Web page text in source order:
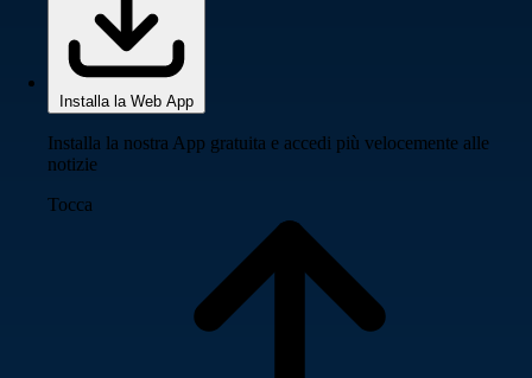
Installa la Web App
Installa la nostra App gratuita e accedi più velocemente alle
notizie
Tocca